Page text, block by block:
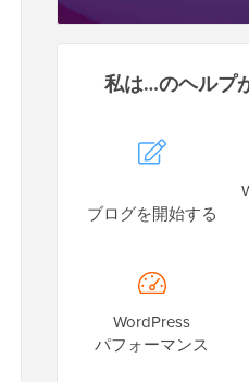
私は…のヘルプ
ブログを開始する
WordPress
パフォーマンス